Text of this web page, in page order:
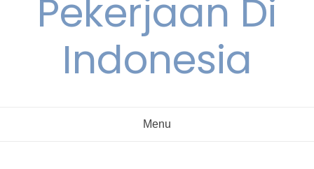
Pekerjaan Di
Indonesia
Menu